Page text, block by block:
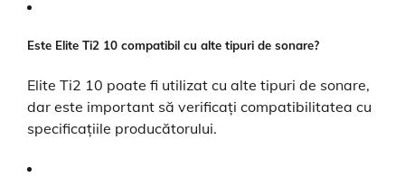
Este Elite Ti2 10 compatibil cu alte tipuri de sonare?
Elite Ti2 10 poate fi utilizat cu alte tipuri de sonare,
dar este important să verificați compatibilitatea cu
specificațiile producătorului.